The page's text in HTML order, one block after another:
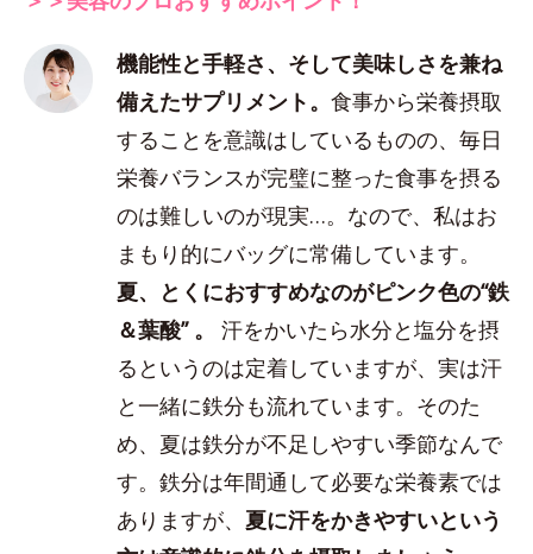
機能性と手軽さ、そして美味しさを兼ね
備えたサプリメント。食事から栄養摂取
することを意識はしているものの、毎日
栄養バランスが完璧に整った食事を摂る
のは難しいのが現実…。なので、私はお
まもり的にバッグに常備しています。
夏、とくにおすすめなのがピンク色の“鉄
＆葉酸” 。汗をかいたら水分と塩分を摂
るというのは定着していますが、実は汗
と一緒に鉄分も流れています。そのた
め、夏は鉄分が不足しやすい季節なんで
す。鉄分は年間通して必要な栄養素では
ありますが、 夏に汗をかきやすいという